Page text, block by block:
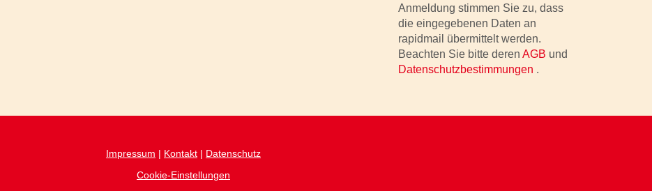
Anmeldung stimmen Sie zu, dass
die eingegebenen Daten an
rapidmail übermittelt werden.
Beachten Sie bitte deren AGB und
Datenschutzbestimmungen .
Impressum | Kontakt | Datenschutz
Cookie-Einstellungen